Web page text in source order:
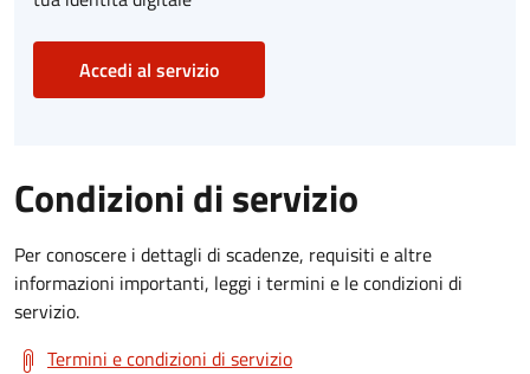
Accedi al servizio
Condizioni di servizio
Per conoscere i dettagli di scadenze, requisiti e altre
informazioni importanti, leggi i termini e le condizioni di
servizio.
Termini e condizioni di servizio